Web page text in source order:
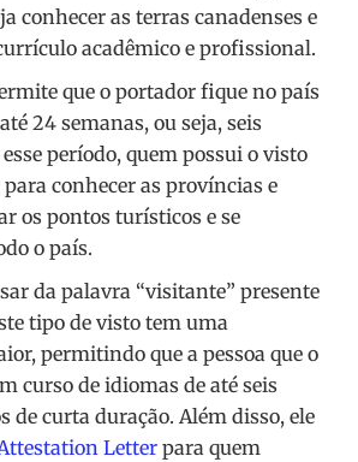
conhecer as terras canadenses e
acadêmico e profissional.
que o portador fique no país
24 semanas, ou seja, seis
período, quem possui o visto
conhecer as províncias e
os pontos turísticos e se
o país.
da palavra “visitante” presente
tipo de visto tem uma
permitindo que a pessoa que o
curso de idiomas de até seis
de curta duração. Além disso, ele
Letter para quem